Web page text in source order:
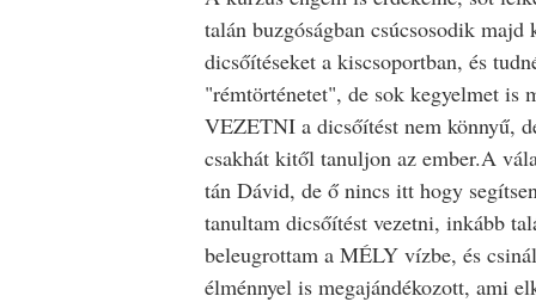
talán buzgóságban csúcsosodik majd
dicsőítéseket a kiscsoportban, és
"rémtörténetet", de sok kegyelmet is
VEZETNI a dicsőítést nem könnyű,
csakhát kitől tanuljon az ember.A
tán Dávid, de ő nincs itt hogy
tanultam dicsőítést vezetni, inkább
beleugrottam a MÉLY vízbe, és
élménnyel is megajándékozott, ami